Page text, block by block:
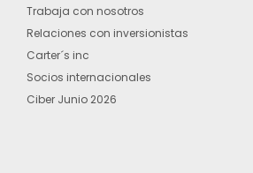
Trabaja con nosotros
Relaciones con inversionistas
Carter´s inc
Socios internacionales
Ciber Junio 2026